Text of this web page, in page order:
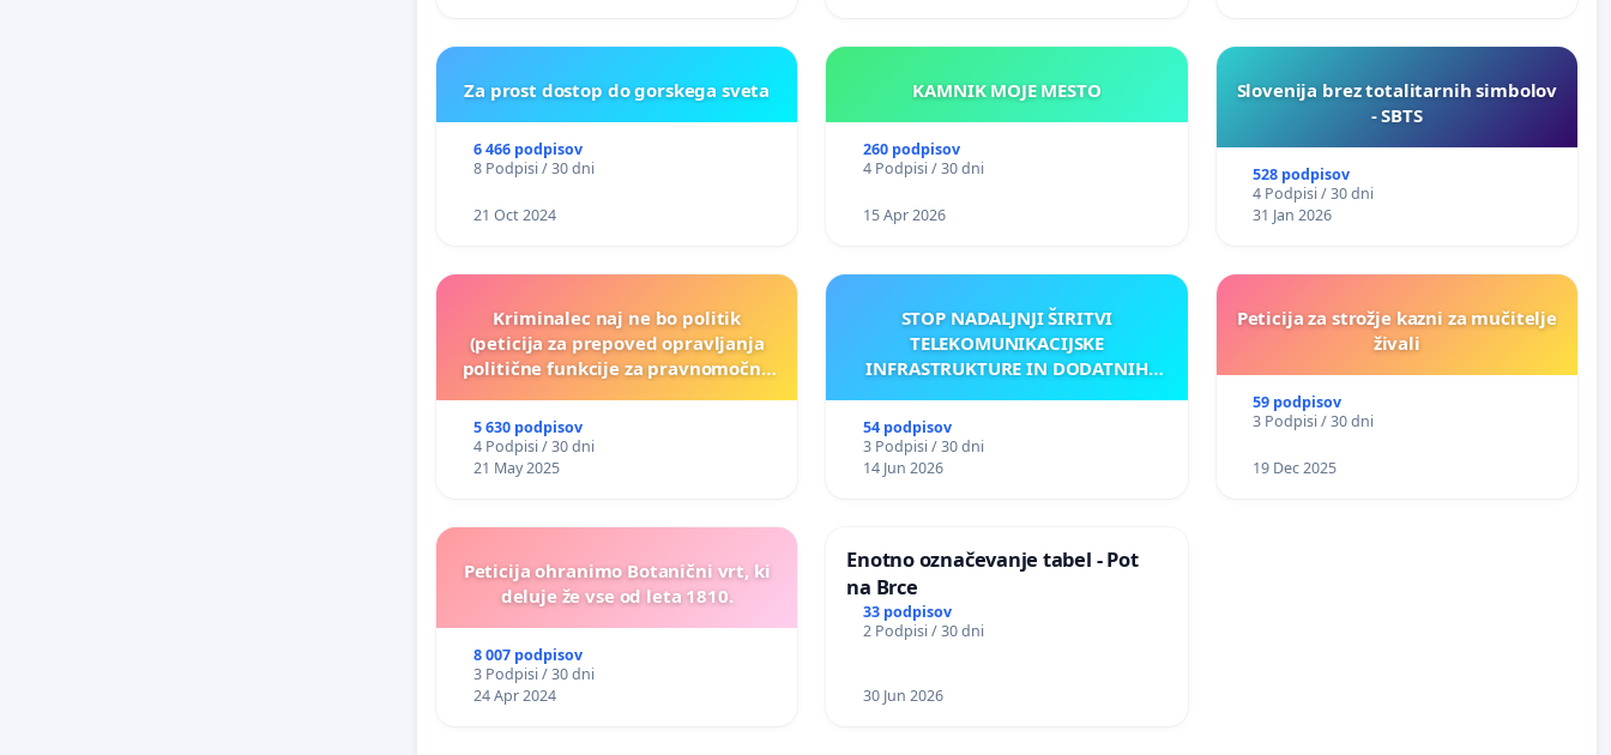
Za prost dostop do gorskega sveta
6 466 podpisov
8 Podpisi / 30 dni
21 Oct 2024
KAMNIK MOJE MESTO
260 podpisov
4 Podpisi / 30 dni
15 Apr 2026
Slovenija brez totalitarnih simbolov
- SBTS
528 podpisov
4 Podpisi / 30 dni
31 Jan 2026
Kriminalec naj ne bo politik
(peticija za prepoved opravljanja
politične funkcije za pravnomočno
5 630 podpisov
4 Podpisi / 30 dni
21 May 2025
STOP NADALJNJI ŠIRITVI
TELEKOMUNIKACIJSKE
INFRASTRUKTURE IN DODATNIH
54 podpisov
3 Podpisi / 30 dni
14 Jun 2026
Peticija za strožje kazni za mučitelje
živali
59 podpisov
3 Podpisi / 30 dni
19 Dec 2025
Peticija ohranimo Botanični vrt, ki
deluje že vse od leta 1810.
8 007 podpisov
3 Podpisi / 30 dni
24 Apr 2024
Enotno označevanje tabel - Pot
na Brce
33 podpisov
2 Podpisi / 30 dni
30 Jun 2026